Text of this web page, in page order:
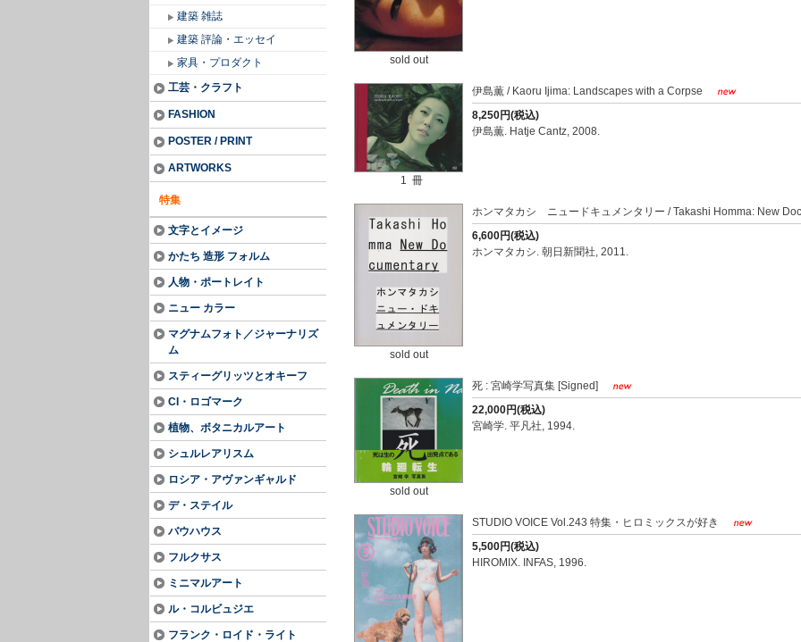
建築 雑誌
建築 評論・エッセイ
家具・プロダクト
工芸・クラフト
FASHION
POSTER / PRINT
ARTWORKS
特集
文字とイメージ
かたち 造形 フォルム
人物・ポートレイト
ニュー カラー
マグナムフォト／ジャーナリズ
ム
スティーグリッツとオキーフ
CI・ロゴマーク
植物、ボタニカルアート
シュルレアリスム
ロシア・アヴァンギャルド
デ・ステイル
バウハウス
フルクサス
ミニマルアート
ル・コルビュジエ
フランク・ロイド・ライト
sold out
1 冊
伊島薫 / Kaoru Ijima: Landscapes with a Corpse
8,250円(税込)
伊島薫. Hatje Cantz, 2008.
sold out
ホンマタカシ ニュードキュメンタリー / Takashi Homma: New
6,600円(税込)
ホンマタカシ. 朝日新聞社, 2011.
sold out
死 : 宮崎学写真集 [Signed]
22,000円(税込)
宮崎学. 平凡社, 1994.
STUDIO VOICE Vol.243 特集・ヒロミックスが好き
5,500円(税込)
HIROMIX. INFAS, 1996.